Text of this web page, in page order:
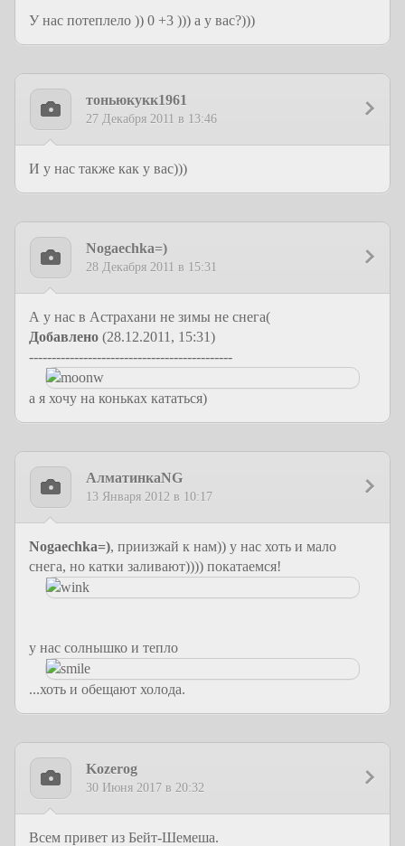
У нас потеплело )) 0 +3 ))) а у вас?)))
тоньюкукк1961
27 Декабря 2011 в 13:46
И у нас также как у вас)))
Nogaechka=)
28 Декабря 2011 в 15:31
А у нас в Астрахани не зимы не снега(
Добавлено (28.12.2011, 15:31)
---------------------------------------------
а я хочу на коньках кататься)
АлматинкаNG
13 Января 2012 в 10:17
Nogaechka=), приизжай к нам)) у нас хоть и мало
снега, но катки заливают)))) покатаемся!
у нас солнышко и тепло
...хоть и обещают холода.
Kozerog
30 Июня 2017 в 20:32
Всем привет из Бейт-Шемеша.